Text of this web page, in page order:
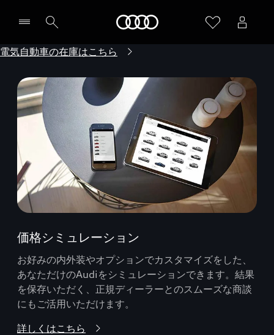
電気自動車の在庫はこちら
価格シミュレーション
お好みの内外装やオプションでカスタマイズをした、
あなただけのAudiをシミュレーションできます。結果
を保存いただく、正規ディーラーとのスムーズな商談
にもご活用いただけます。
詳しくはこちら